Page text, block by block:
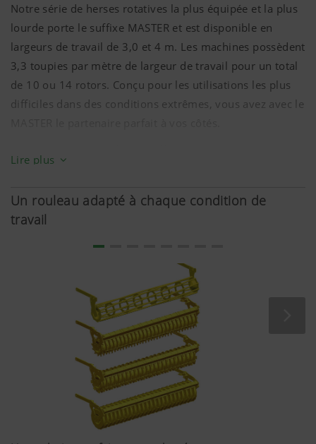
réseaux sociaux et pour cela nous utilisons des
technologies web (dont des cookies) de certains
partenaires. Ainsi, les contenus affichés sont
adaptés à vos comportements d'utilisation.
Objectif des cookies
vidéo ne soit visualisée.Vous trouverez
hl=frhttps://www.google.de/intl/fr/
n’avons aucun contrôle sur les cookies
pouvez bloquer ces cookies en réglant
navigateur.
Notre série de herses rotatives la plus équipée et la plus
lourde porte le suffixe MASTER et est disponible en
largeurs de travail de 3,0 et 4 m. Les machines possèdent
3,3 toupies par mètre de largeur de travail pour un total
de 10 ou 14 rotors. Conçu pour les utilisations les plus
difficiles dans des conditions extrêmes, vous avez avec le
LION 4030 MASTER
Lire plus
Un rouleau adapté à chaque condition de
travail